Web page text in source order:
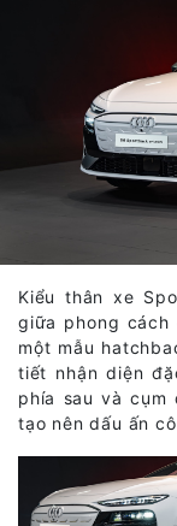
Kiểu thân xe
giữa phong
một mẫu
tiết nhận diện
phía sau và cụm
tạo nên dấu ấn